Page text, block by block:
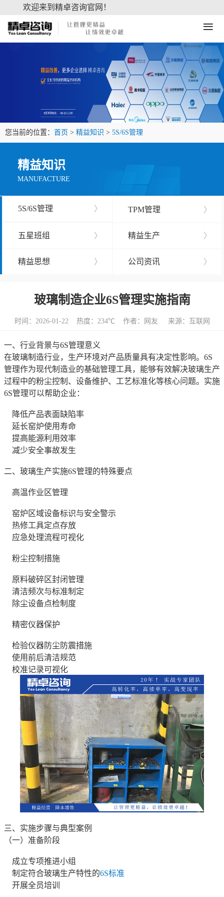
欢迎来到精卓咨询官网！
≡
您当前的位置： 首页 > 精益知识 > 5S/6S管理
精益知识
MANUFACTURE
5S/6S管理 〉 TPM管理 〉
五星班组 〉 精益生产 〉
精益思想 〉 公司资讯 〉
玻璃制造企业6S管理实施指南
时间：2026-01-22 热度： 234℃ 作者：网友 来源：互联网
一、行业背景与6S管理意义
在玻璃制造行业，生产环境对产品质量具有决定性影响。6S
管理作为现代制造业的基础管理工具，能够有效解决玻璃生产
过程中的粉尘控制、设备维护、工艺标准化等核心问题。实施
6S管理可以帮助企业：
降低产品表面缺陷率
延长窑炉使用寿命
提高能源利用效率
减少安全事故发生
二、玻璃生产实施6S管理的特殊要点
高温作业区管理
窑炉区域设备标识与安全警示
热修工具定点存放
应急处理流程可视化
粉尘控制措施
原料破碎区封闭管理
清洁频次与标准制定
除尘设备点检制度
精密仪器保护
检验仪器防尘防震措施
使用前后清洁规范
校准记录可视化
三、实施步骤与典型案例
（一）准备阶段
成立专项推进小组
制定符合玻璃生产特性的6S标准
开展全员培训